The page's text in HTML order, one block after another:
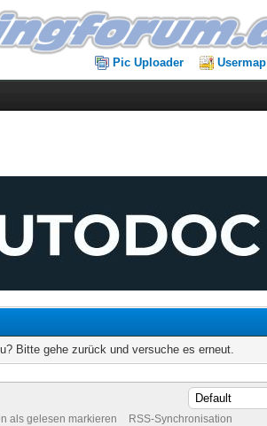
Pic Uploader Usermap
Bitte gehe zurück und versuche es erneut.
als gelesen markieren RSS-Synchronisation